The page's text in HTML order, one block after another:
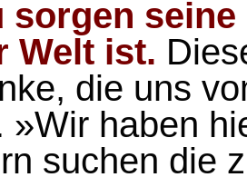
sorgen
Welt ist.
die uns
»Wir haben
suchen die